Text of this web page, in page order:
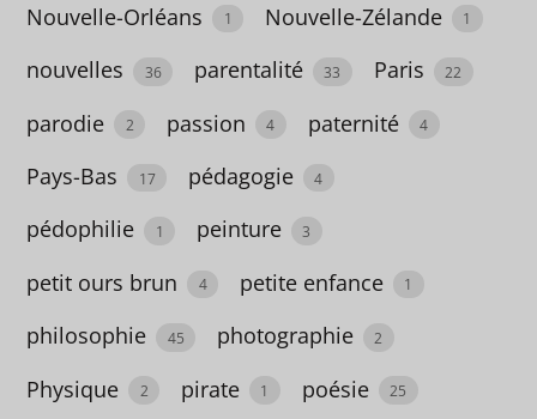
fantastique
83
fantasy
13
feelgood
Nouvelle-Orléans 1 Nouvelle-Zélande 1
nouvelles 36 parentalité 33 Paris 22
parodie 2 passion 4 paternité 4
Pays-Bas 17 pédagogie 4
pédophilie 1 peinture 3
petit ours brun 4 petite enfance 1
philosophie 45 photographie 2
Physique 2 pirate 1 poésie 25